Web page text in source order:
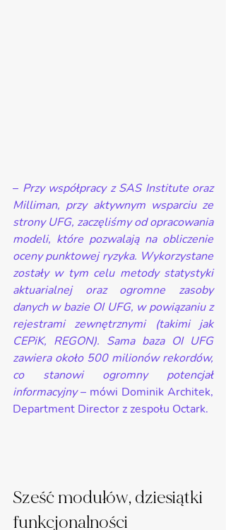
– Przy współpracy z SAS Institute oraz
Milliman, przy aktywnym wsparciu ze
strony UFG, zaczęliśmy od opracowania
modeli, które pozwalają na obliczenie
oceny punktowej ryzyka. Wykorzystane
zostały w tym celu metody statystyki
aktuarialnej oraz ogromne zasoby
danych w bazie OI UFG, w powiązaniu z
rejestrami zewnętrznymi (takimi jak
CEPiK, REGON). Sama baza OI UFG
zawiera około 500 milionów rekordów,
co stanowi ogromny potencjał
informacyjny – mówi Dominik Architek,
Department Director z zespołu Octark.
Sześć modułów, dziesiątki
funkcjonalności